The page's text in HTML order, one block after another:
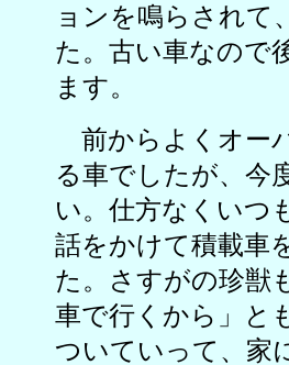
ョンを鳴らされて
た。古い車なので
ます。
前からよくオー
る車でしたが、今
い。仕方なくいつ
話をかけて積載車
た。さすがの珍獣
車で行くから」と
ついていって、家